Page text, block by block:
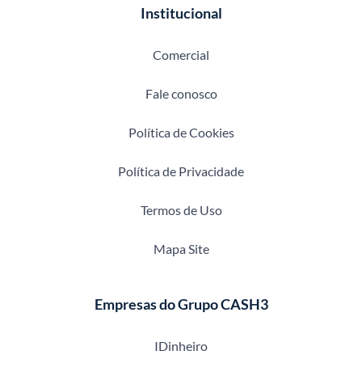
Institucional
Comercial
Fale conosco
Política de Cookies
Política de Privacidade
Termos de Uso
Mapa Site
Empresas do Grupo CASH3
IDinheiro